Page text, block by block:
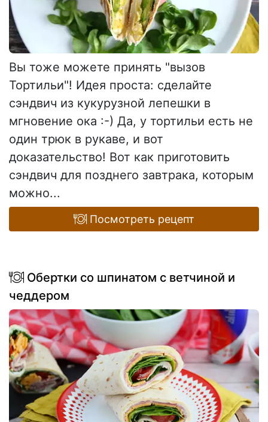
Вы тоже можете принять "вызов
Тортильи"! Идея проста: сделайте
сэндвич из кукурузной лепешки в
мгновение ока :-) Да, у тортильи есть не
один трюк в рукаве, и вот
доказательство! Вот как приготовить
сэндвич для позднего завтрака, которым
можно...
Посмотреть рецепт
Обертки со шпинатом с ветчиной и
чеддером